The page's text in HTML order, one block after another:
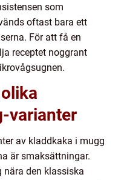
som
oftast bara ett
För att få en
receptet noggrant
varianter
av kladdkaka i mugg
är smaksättningar.
nära den klassiska